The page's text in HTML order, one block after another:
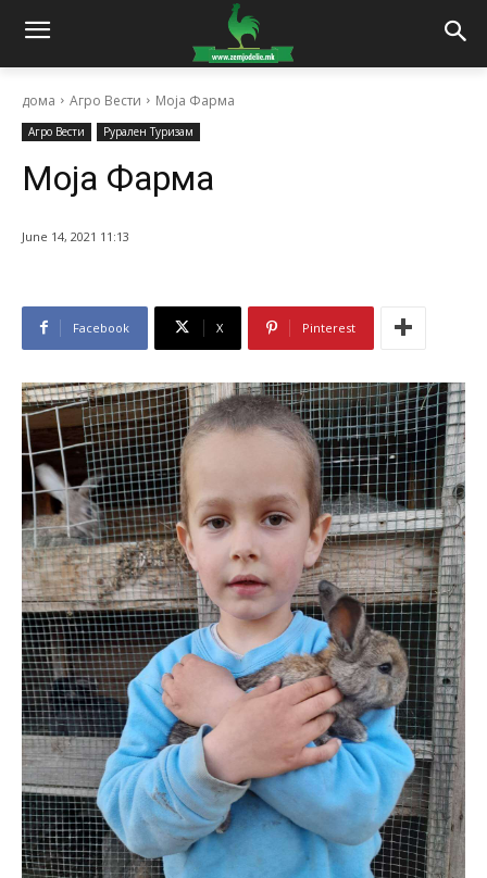
дома Агро Вести Моја Фарма
Агро Вести Рурален Туризам
Моја Фарма
June 14, 2021 11:13
Facebook X Pinterest